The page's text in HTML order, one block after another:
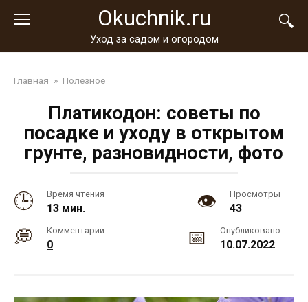
Okuchnik.ru
Уход за садом и огородом
Главная » Полезное
Платикодон: советы по
посадке и уходу в открытом
грунте, разновидности, фото
Время чтения
13 мин.
Просмотры
43
Комментарии
0
Опубликовано
10.07.2022